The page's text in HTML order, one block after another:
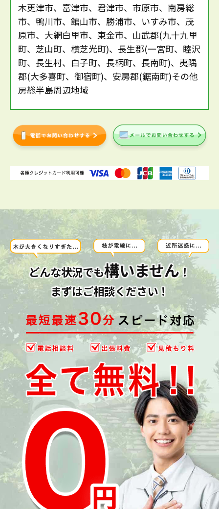
木更津市、富津市、君津市、市原市、南房総
市、鴨川市、館山市、勝浦市、いすみ市、茂
原市、大網白里市、東金市、山武郡(九十九里
町、芝山町、横芝光町)、長生郡(一宮町、睦沢
町、長生村、白子町、長柄町、長南町)、夷隅
郡(大多喜町、御宿町)、安房郡(鋸南町)その他
房総半島周辺地域
どんな状況でも構いません！
まずはご相談ください！